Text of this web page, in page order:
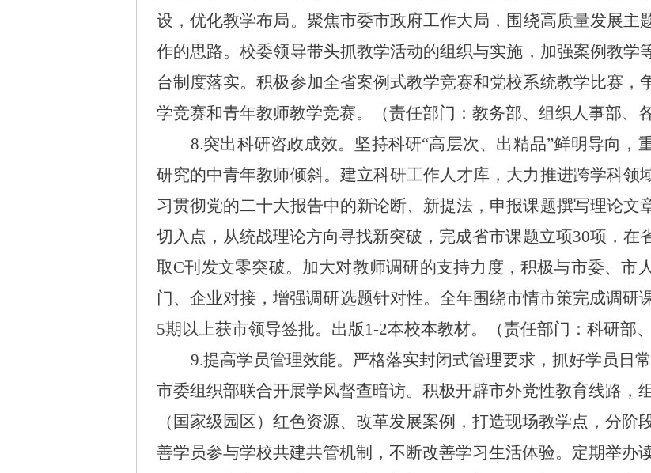
设，优化教学布局。聚焦市委市政府工作大局，围绕高质量发展主
作的思路。校委领导带头抓教学活动的组织与实施，加强案例教学
台制度落实。积极参加全省案例式教学竞赛和党校系统教学比赛，
学竞赛和青年教师教学竞赛。
（责任部门：教务部、组织人事部、
8.突出科研咨政成效。 坚持科研“高层次、出精品”鲜明导向，
研究的中青年教师倾斜。建立科研工作人才库，大力推进跨学科领
习贯彻党的二十大报告中的新论断、新提法，申报课题撰写理论文
切入点，从统战理论方向寻找新突破，完成省市课题立项30项，在
取C刊发文零突破。加大对教师调研的支持力 度，积极与市委、市
门、企业对接，增强调研选题针对性。全年围绕市情市策完成调研
5期以上获市领导签批。出版1-2本校本教材。（责任部门：科研部
9.提高学员管理效能。 严格落实封闭式管理要求， 抓好学员日
市委组织部联合开展学风督查暗访。积极开辟市外党性教育线路，
（国家级园区）红色资源、改革发展案例，打造现场教学点，分
善学员参与学校共建共管机制，不断改善学习生活体验。定期举办